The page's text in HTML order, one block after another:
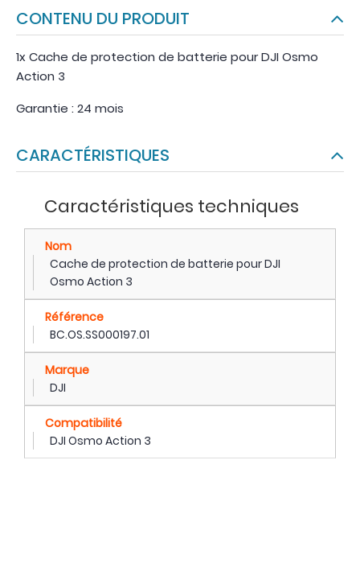
CONTENU DU PRODUIT
1x Cache de protection de batterie pour DJI Osmo
Action 3
Garantie : 24 mois
CARACTÉRISTIQUES
Caractéristiques techniques
Nom
Cache de protection de batterie pour DJI
Osmo Action 3
Référence
BC.OS.SS000197.01
Marque
DJI
Compatibilité
DJI Osmo Action 3